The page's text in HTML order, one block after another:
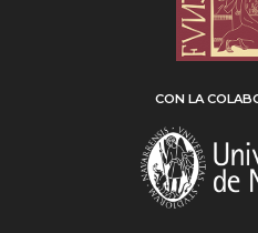
CON LA